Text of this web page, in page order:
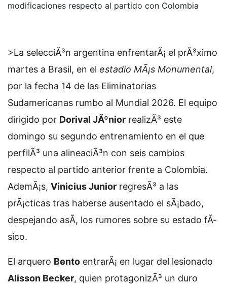
modificaciones respecto al partido con Colombia
>La selecciÃ³n argentina enfrentarÃ¡ el prÃ³ximo
martes a Brasil, en el estadio MÃ¡s Monumental,
por la fecha 14 de las Eliminatorias
Sudamericanas rumbo al Mundial 2026. El equipo
dirigido por Dorival JÃºnior realizÃ³ este
domingo su segundo entrenamiento en el que
perfilÃ³ una alineaciÃ³n con seis cambios
respecto al partido anterior frente a Colombia.
AdemÃ¡s, Vinicius Junior regresÃ³ a las
prÃ¡cticas tras haberse ausentado el sÃ¡bado,
despejando asÃ­, los rumores sobre su estado fÃ­
sico.
El arquero Bento entrarÃ¡ en lugar del lesionado
Alisson Becker, quien protagonizÃ³ un duro